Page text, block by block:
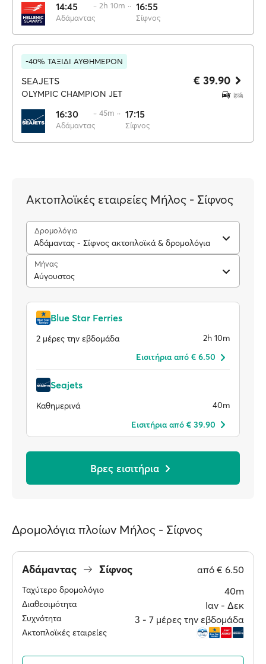
14:45
Αδάμαντας
·· 2h 10m ·· 16:55
Σίφνος
-40% ΤΑΞΙΔΙ ΑΥΘΗΜΕΡΟΝ
SEAJETS
OLYMPIC CHAMPION JET
16:30
Αδάμαντας
·· 45m ·· 17:15
Σίφνος
€ 39.90
Ακτοπλοϊκές εταιρείες Μήλος - Σίφνος
Δρομολόγιο
Αδάμαντας - Σίφνος ακτοπλοϊκά & δρομολόγια
Μήνας
Αύγουστος
Blue Star Ferries
2 μέρες την εβδομάδα
2h 10m
Eισιτήρια από € 6.50
Seajets
Καθημερινά
40m
Eισιτήρια από € 39.90
Βρες εισιτήρια
Δρομολόγια πλοίων Μήλος - Σίφνος
Αδάμαντας Σίφνος από € 6.50
Ταχύτερο δρομολόγιο 40m
Διαθεσιμότητα Ιαν ‐ Δεκ
Συχνότητα 3 ‐ 7 μέρες την εβδομάδα
Ακτοπλοϊκές εταιρείες